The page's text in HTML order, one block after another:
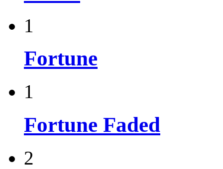
1
Fortune
1
Fortune Faded
2